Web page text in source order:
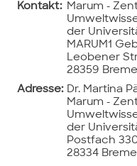
Kontakt: Marum -
der
MARUM1
Leobener
28359
Adresse: Dr. Martina
Marum -
der
Postfach
28334